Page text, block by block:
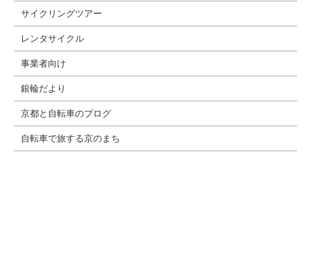
サイクリングツアー
レンタサイクル
事業者向け
銀輪だより
京都と自転車のブログ
自転車で旅する京のまち